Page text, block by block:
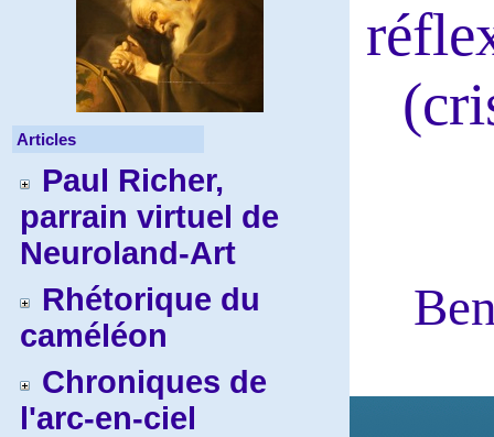
Articles
Paul Richer,
parrain virtuel de
Neuroland-Art
Rhétorique du
caméléon
Chroniques de
l'arc-en-ciel